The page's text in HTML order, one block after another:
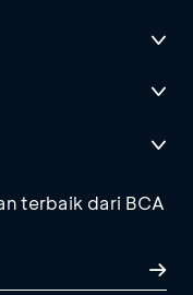
terbaik dari BCA